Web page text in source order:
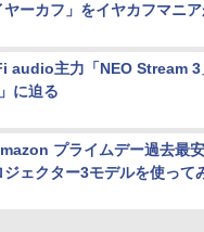
ヤーカフ」をイヤカフマニ
audio主力「NEO Stream 3
に迫る
プライムデー過去最
ジェクター3モデルを使って